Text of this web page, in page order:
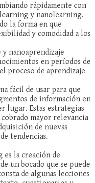
rápidamente con
y nanolearning.
la forma en que
y comodidad a los
nanoaprendizaje
en períodos de
proceso de aprendizaje
fácil de usar para que
de información en
lugar. Estas estrategias
mayor relevancia
de nuevas
tendencias.
la creación de
un bocado que se puede
de algunas lecciones